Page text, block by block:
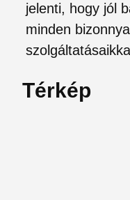
jelenti, hogy jól
minden
Térkép